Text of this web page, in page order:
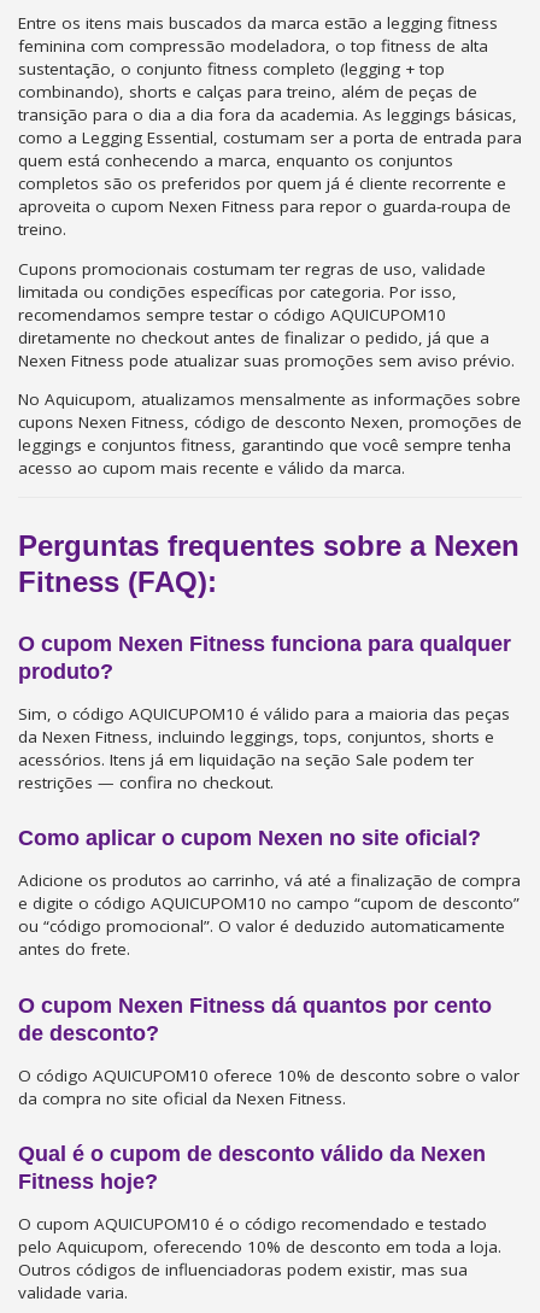
Entre os itens mais buscados da marca estão a legging fitness
feminina com compressão modeladora, o top fitness de alta
sustentação, o conjunto fitness completo (legging + top
combinando), shorts e calças para treino, além de peças de
transição para o dia a dia fora da academia. As leggings básicas,
como a Legging Essential, costumam ser a porta de entrada para
quem está conhecendo a marca, enquanto os conjuntos
completos são os preferidos por quem já é cliente recorrente e
aproveita o cupom Nexen Fitness para repor o guarda-roupa de
treino.
Cupons promocionais costumam ter regras de uso, validade
limitada ou condições específicas por categoria. Por isso,
recomendamos sempre testar o código AQUICUPOM10
diretamente no checkout antes de finalizar o pedido, já que a
Nexen Fitness pode atualizar suas promoções sem aviso prévio.
No Aquicupom, atualizamos mensalmente as informações sobre
cupons Nexen Fitness, código de desconto Nexen, promoções de
leggings e conjuntos fitness, garantindo que você sempre tenha
acesso ao cupom mais recente e válido da marca.
Perguntas frequentes sobre a Nexen
Fitness (FAQ):
O cupom Nexen Fitness funciona para qualquer
produto?
Sim, o código AQUICUPOM10 é válido para a maioria das peças
da Nexen Fitness, incluindo leggings, tops, conjuntos, shorts e
acessórios. Itens já em liquidação na seção Sale podem ter
restrições — confira no checkout.
Como aplicar o cupom Nexen no site oficial?
Adicione os produtos ao carrinho, vá até a finalização de compra
e digite o código AQUICUPOM10 no campo “cupom de desconto”
ou “código promocional”. O valor é deduzido automaticamente
antes do frete.
O cupom Nexen Fitness dá quantos por cento
de desconto?
O código AQUICUPOM10 oferece 10% de desconto sobre o valor
da compra no site oficial da Nexen Fitness.
Qual é o cupom de desconto válido da Nexen
Fitness hoje?
O cupom AQUICUPOM10 é o código recomendado e testado
pelo Aquicupom, oferecendo 10% de desconto em toda a loja.
Outros códigos de influenciadoras podem existir, mas sua
validade varia.